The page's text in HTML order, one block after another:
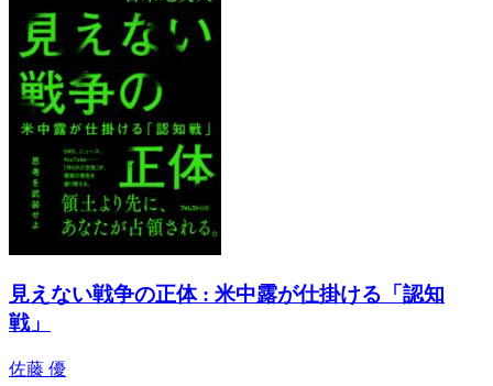
見えない戦争の正体 : 米中露が仕掛ける「認知
戦」
佐藤 優